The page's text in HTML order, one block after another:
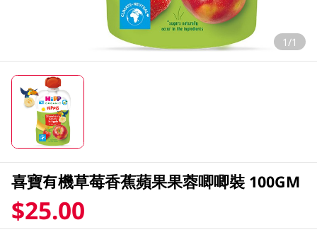
1/1
喜寶有機草莓香蕉蘋果果蓉唧唧裝 100GM
$25.00